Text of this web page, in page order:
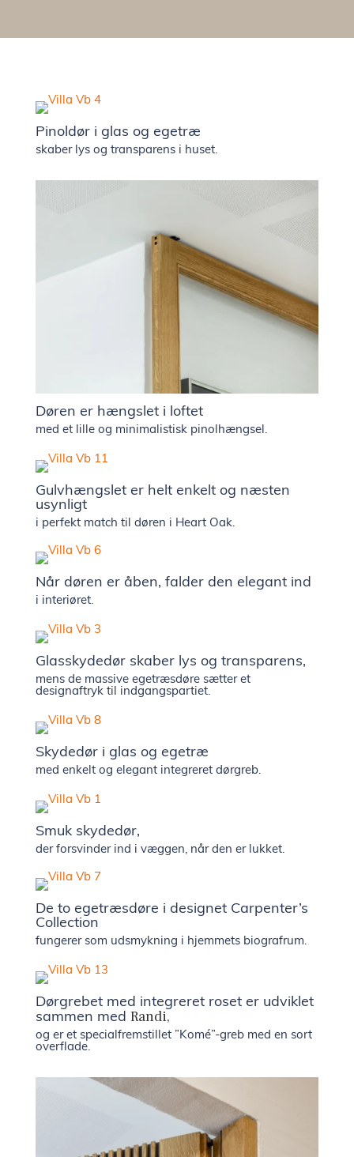
Om os
Presse
Ledige
Pinoldør i glas og egetræ
skaber lys og transparens i huset.
Døren er hængslet i loftet
med et lille og minimalistisk pinolhængsel.
Gulvhængslet er helt enkelt og næsten
usynligt
i perfekt match til døren i Heart Oak.
Når døren er åben, falder den elegant ind
i interiøret.
Glasskydedør skaber lys og transparens,
mens de massive egetræsdøre sætter et
designaftryk til indgangspartiet.
Skydedør i glas og egetræ
med enkelt og elegant integreret dørgreb.
Smuk skydedør,
der forsvinder ind i væggen, når den er lukket.
De to egetræsdøre i designet Carpenter’s
Collection
fungerer som udsmykning i hjemmets biografrum.
Dørgrebet med integreret roset er udviklet
sammen med Randi,
og er et specialfremstillet ”Komé”-greb med en sort
overflade.